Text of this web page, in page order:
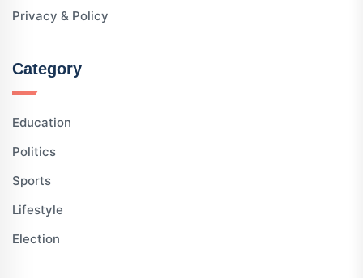
Privacy & Policy
Category
Education
Politics
Sports
Lifestyle
Election